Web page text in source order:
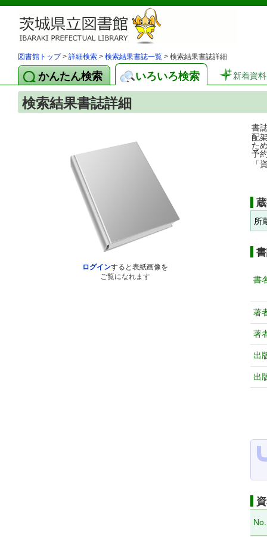
図書館トップ> 詳細検索 > 検索結果書誌一覧 > 検索結果書誌詳細
かんたん検索 いろいろ検索 新着資料
検索結果書誌詳細
ログインすると表紙画像を
ご覧になれます
書
配
た
予
「
所
書
著
著
出
出
No.